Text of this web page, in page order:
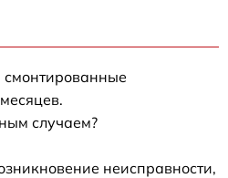
смонтированные
случаем?
неисправности,